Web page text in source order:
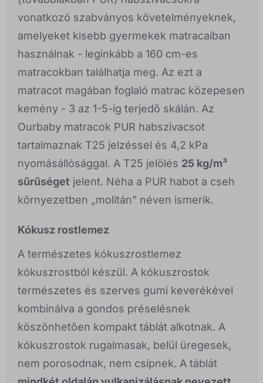
vonatkozó szabványos követelményeknek,
amelyeket kisebb gyermekek matracaiban
használnak - leginkább a 160 cm-es
matracokban találhatja meg. Az ezt a
matracot magában foglaló matrac közepesen
kemény - 3 az 1-5-ig terjedő skálán. Az
Ourbaby matracok PUR habszivacsot
tartalmaznak T25 jelzéssel és 4,2 kPa
nyomásállósággal. A T25 jelölés 25 kg/m³
sűrűséget jelent. Néha a PUR habot a cseh
környezetben „molitán” néven ismerik.
Kókusz rostlemez
A természetes kókuszrostlemez
kókuszrostból készül. A kókuszrostok
természetes és szerves gumi keverékével
kombinálva a gondos préselésnek
köszönhetően kompakt táblát alkotnak. A
kókuszrostok rugalmasak, belül üregesek,
nem porosodnak, nem csípnek. A táblát